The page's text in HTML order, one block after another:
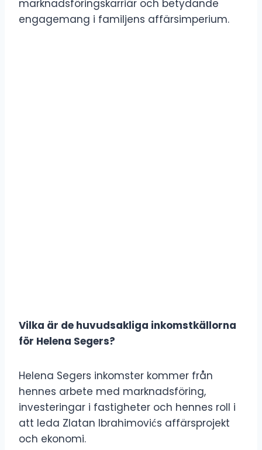
marknadsföringskarriär och betydande
engagemang i familjens affärsimperium.
Vilka är de huvudsakliga inkomstkällorna
för Helena Segers?
Helena Segers inkomster kommer från
hennes arbete med marknadsföring,
investeringar i fastigheter och hennes roll i
att leda Zlatan Ibrahimovićs affärsprojekt
och ekonomi.